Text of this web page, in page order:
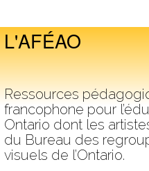
L'AFÉAO
Ressources
francophone pour
Ontario dont les
du Bureau des
visuels de l’Ontario.